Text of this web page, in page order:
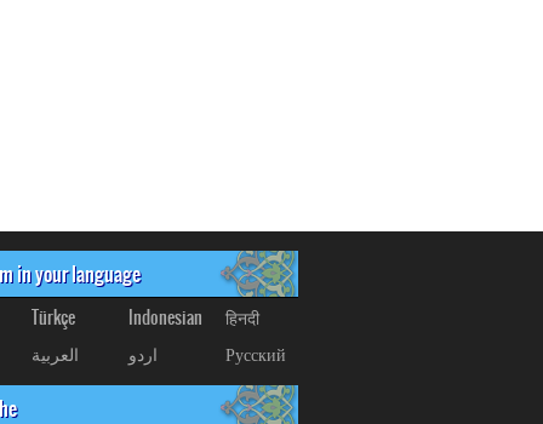
in your language
Türkçe Indonesian
हिनदी
العربیة
اردو Русский